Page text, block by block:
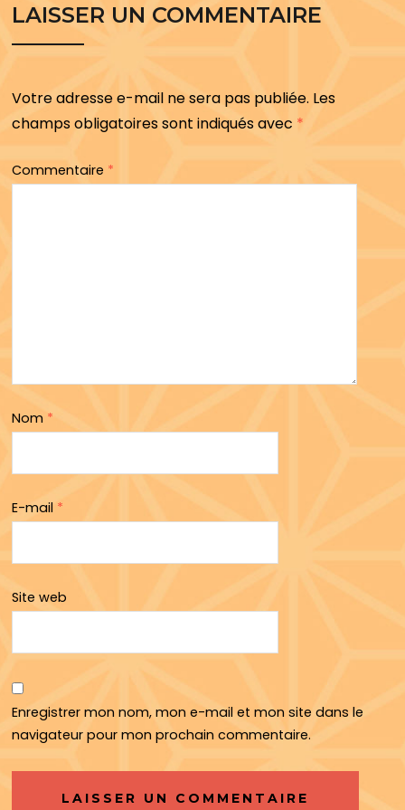
LAISSER UN COMMENTAIRE
Votre adresse e-mail ne sera pas publiée. Les
champs obligatoires sont indiqués avec *
Commentaire *
Nom *
E-mail *
Site web
Enregistrer mon nom, mon e-mail et mon site dans le
navigateur pour mon prochain commentaire.